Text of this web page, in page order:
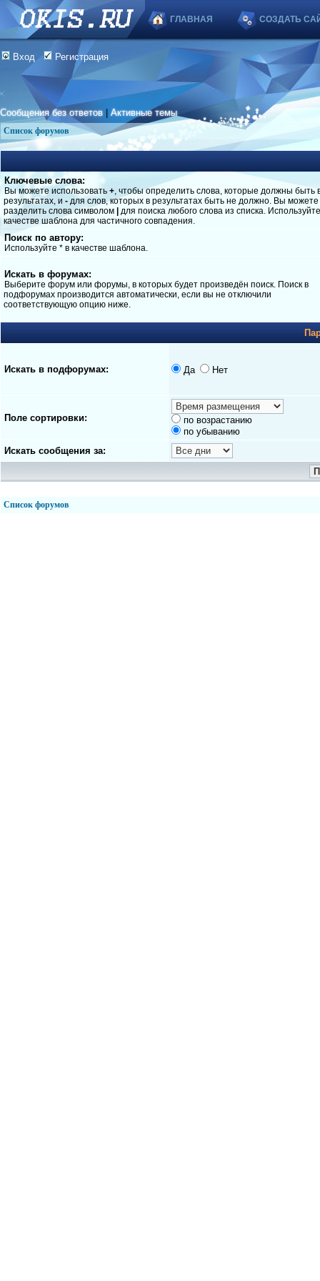
ГЛАВНАЯ СОЗДАТЬ
Вход Регистрация
Сообщения без ответов |Активные темы
Список форумов
Ключевые слова:
Вы можете использовать +, чтобы определить слова, которые должны быть
результатах, и - для слов, которых в результатах быть не должно. Вы можете
разделить слова символом
для поиска любого слова из списка.
качестве шаблона для частичного совпадения.
Поиск по автору:
Используйте * в качестве шаблона.
Искать в форумах:
Выберите форум или форумы, в которых будет произведён поиск. Поиск в
подфорумах производится автоматически, если вы не отключили
соответствующую опцию ниже.
Искать в подфорумах: Да Нет
Поле сортировки:
по возрастанию
по убыванию
Искать сообщения за:
Список форумов